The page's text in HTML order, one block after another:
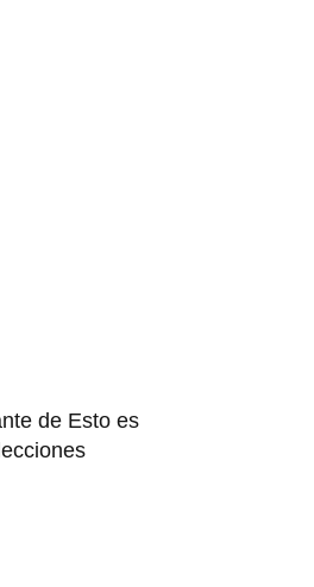
de Esto es